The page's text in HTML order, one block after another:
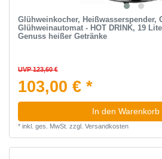
Glühweinkocher, Heißwasserspender,
Glühweinautomat - HOT DRINK, 19
Genuss heißer Getränke
UVP 123,60 €
103,00 € *
In den Warenkorb
* inkl. ges. MwSt. zzgl. Versandkosten